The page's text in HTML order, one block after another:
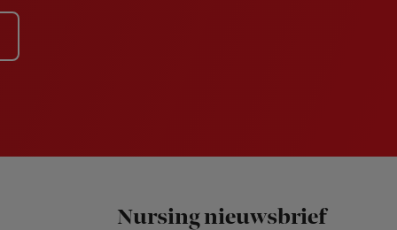
Nursing nieuwsbrief